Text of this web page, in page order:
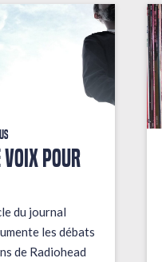
POUR
du journal
les débats
de Radiohead